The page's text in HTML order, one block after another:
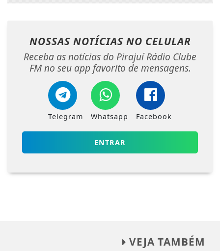
NOSSAS NOTÍCIAS NO CELULAR
Receba as notícias do Pirajuí Rádio Clube
FM no seu app favorito de mensagens.
Telegram Whatsapp Facebook
ENTRAR
VEJA TAMBÉM